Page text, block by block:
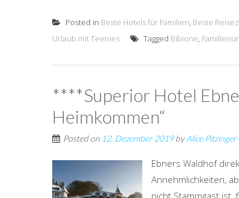
Posted in Beste Hotels für Familien, Beste
Urlaub mit Teenies
Tagged Bibione,
****Superior Hotel
Heimkommen“
Posted on 12. Dezember 2019byAlice
Ebners Waldhof
Annehmlichkeiten,
nicht Stammgast ist,